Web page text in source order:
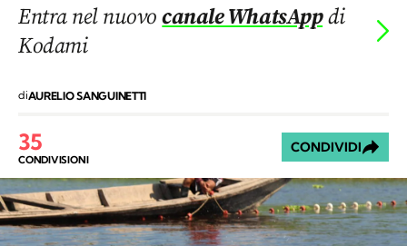
Entra nel nuovocanale WhatsAppdi
Kodami
diAURELIO SANGUINETTI
35
CONDIVISIONI
CONDIVIDI